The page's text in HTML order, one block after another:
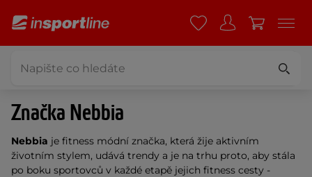
Značka Nebbia
Nebbia je fitness módní značka, která žije aktivním
životním stylem, udává trendy a je na trhu proto, aby stála
po boku sportovců v každé etapě jejich fitness cesty -